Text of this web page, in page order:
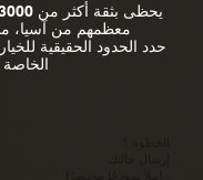
يحظى بثقة أكثر من 3000 عائلة من
معظمهم من آسيا، منذ
حدد الحدود الحقيقية
الخاصة